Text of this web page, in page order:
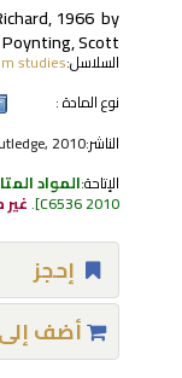
by
, 1966-
Poynting, Scott
السلاسل:studies
نوع المادة :
الناشر:2010
الإتاحة:المواد
C6536 2010
.
إحجز
أضف